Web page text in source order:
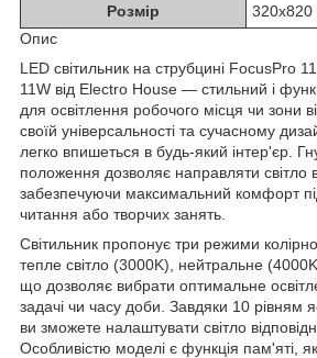
Розмір
Опис
LED світильник на струбцині FocusPro
11W від Electro House — стильний і
для освітлення робочого місця чи зони
своїй універсальності та сучасному
легко впишеться в будь-який інтер'єр.
положення дозволяє направляти світло
забезпечуючи максимальний комфорт
читання або творчих занять.
Світильник пропонує три режими
тепле світло (3000K), нейтральне
що дозволяє вибрати оптимальне
задачі чи часу доби. Завдяки 10 рівням
ви зможете налаштувати світло
Особливістю моделі є функція пам'яті,